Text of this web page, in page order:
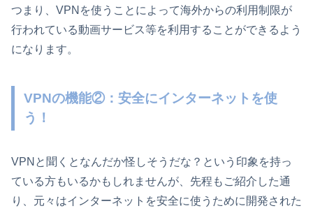
つまり、VPNを使うことによって海外からの利用制限が
行われている動画サービス等を利用することができるよう
になります。
VPNの機能②：安全にインターネットを使
う！
VPNと聞くとなんだか怪しそうだな？という印象を持っ
ている方もいるかもしれませんが、先程もご紹介した通
り、元々はインターネットを安全に使うために開発された